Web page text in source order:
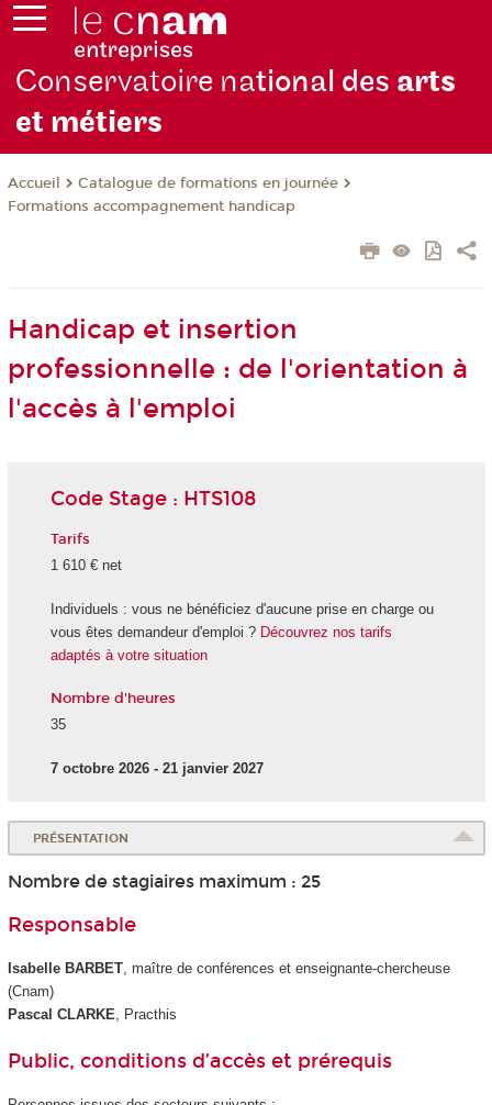
Conservatoire national des arts
et métiers
Accueil
Catalogue de formations en journée
Formations accompagnement handicap
Handicap et insertion
professionnelle : de l'orientation à
l'accès à l'emploi
Code Stage : HTS108
Tarifs
1 610 € net
Individuels : vous ne bénéficiez d'aucune prise en charge ou
vous êtes demandeur d'emploi ? Découvrez nos tarifs
adaptés à votre situation
Nombre d'heures
35
7 octobre 2026 - 21 janvier 2027
PRÉSENTATION
Nombre de stagiaires maximum : 25
Responsable
Isabelle BARBET, maître de conférences et enseignante-chercheuse
(Cnam)
Pascal CLARKE , Practhis
Public, conditions d’accès et prérequis